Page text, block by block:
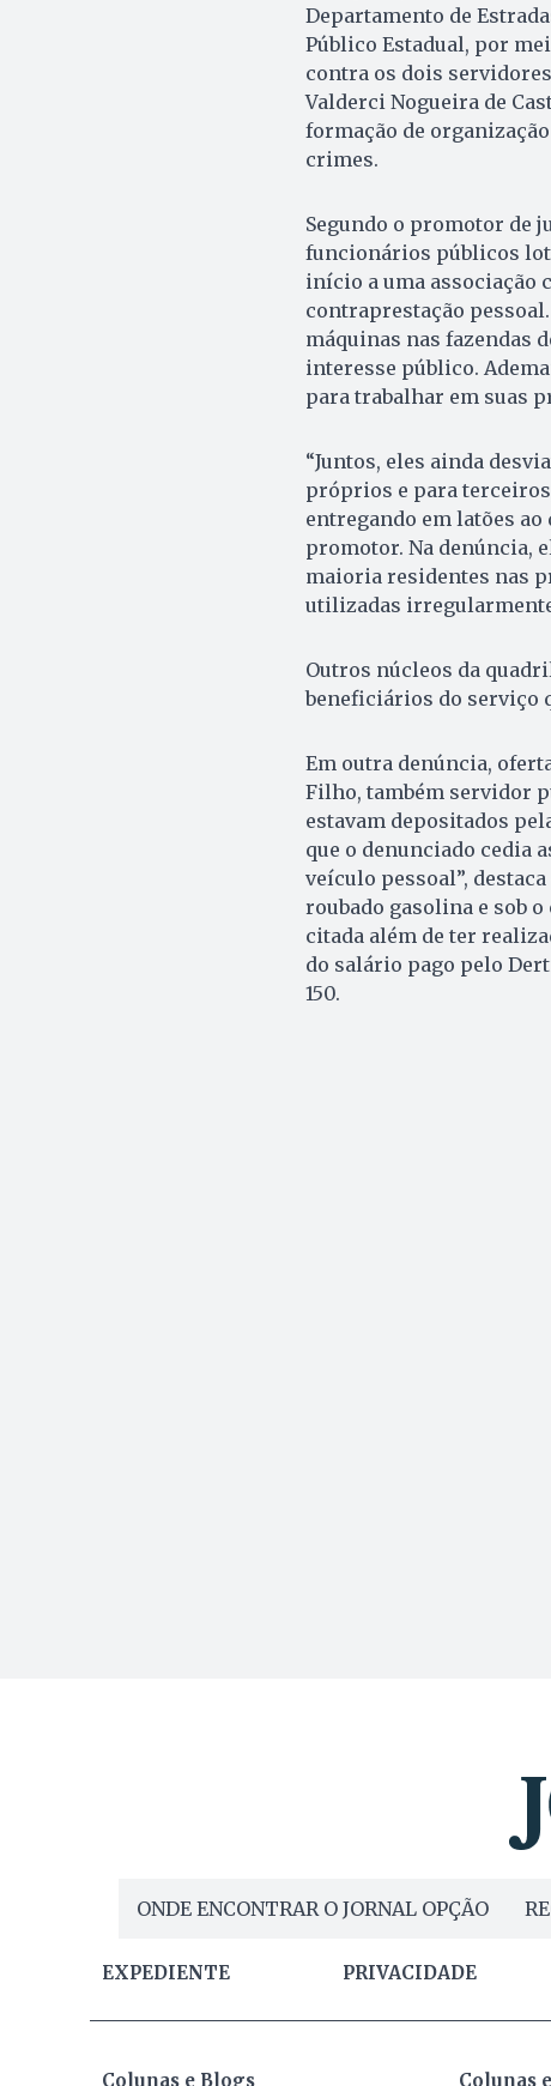
Depar­tamento de
Público Estadual, por
contra os dois
Valderci Nogueira de
formação de
crimes.
Segundo o promotor de
funcionários públicos
início a uma associação
contraprestação
máquinas nas fazendas
interesse público.
para trabalhar em suas
“Juntos, eles ainda
próprios e para
entregando em latões
promotor. Na denúncia,
maioria residentes nas
utilizadas
Outros núcleos da
beneficiários do serviço
Em outra denúncia,
Filho, também servidor
estavam depositados
que o denunciado cedia
veículo pessoal”,
roubado gasolina e sob
citada além de ter
do salário pago pelo
150.
ONDE ENCONTRAR O JORNAL OPÇÃO
EXPEDIENTE PRIVACIDADE
Colunas e Blogs Colunas